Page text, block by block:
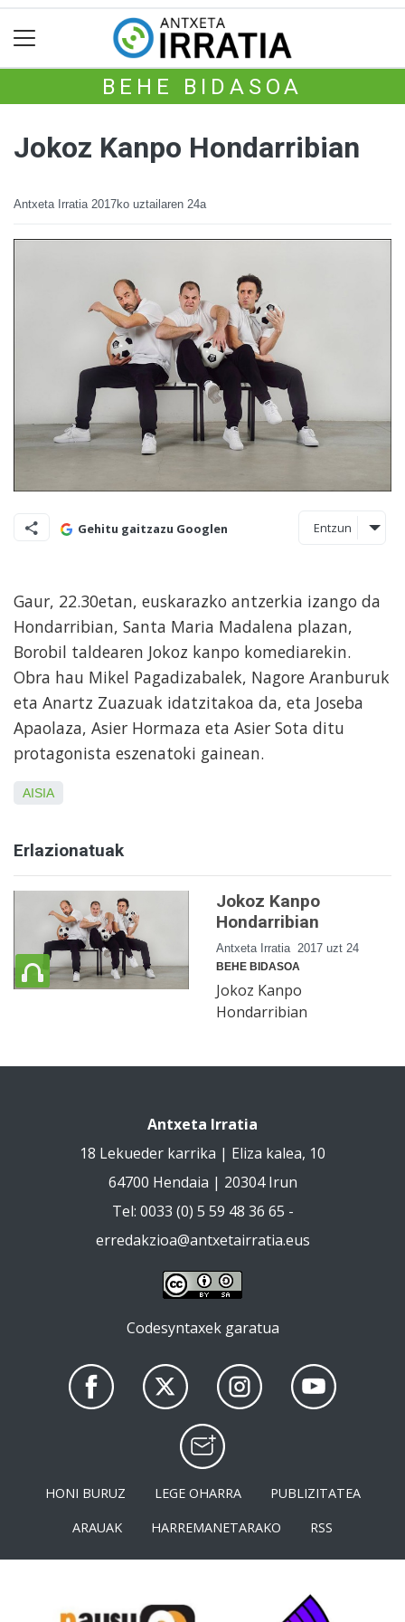
BEHE BIDASOA
Jokoz Kanpo Hondarribian
Antxeta Irratia 2017ko uztailaren 24a
Gehitu gaitzazu Googlen Entzun
Gaur, 22.30etan, euskarazko antzerkia izango da
Hondarribian, Santa Maria Madalena plazan,
Borobil taldearen Jokoz kanpo komediarekin.
Obra hau Mikel Pagadizabalek, Nagore Aranburuk
eta Anartz Zuazuak idatzitakoa da, eta Joseba
Apaolaza, Asier Hormaza eta Asier Sota ditu
protagonista eszenatoki gainean.
AISIA
Erlazionatuak
Jokoz Kanpo
Hondarribian
Antxeta Irratia 2017 uzt 24
BEHE BIDASOA
Jokoz Kanpo
Hondarribian
Antxeta Irratia
18 Lekueder karrika | Eliza kalea, 10
64700 Hendaia | 20304 Irun
Tel: 0033 (0) 5 59 48 36 65 -
erredakzioa@antxetairratia.eus
Codesyntaxek garatua
HONI BURUZ LEGE OHARRA
PUBLIZITATEA
ARAUAK
HARREMANETARAKO RSS